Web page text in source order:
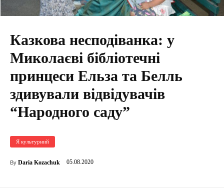
Казкова несподіванка: у
Миколаєві бібліотечні
принцеси Ельза та Белль
здивували відвідувачів
“Народного саду”
Я культурний
By Daria Kozachuk 05.08.2020